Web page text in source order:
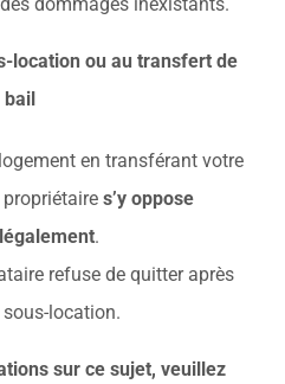
location ou au transfert de
bail
en transférant votre
s’y oppose
.
refuse de quitter après
sous-location.
sur ce sujet, veuillez